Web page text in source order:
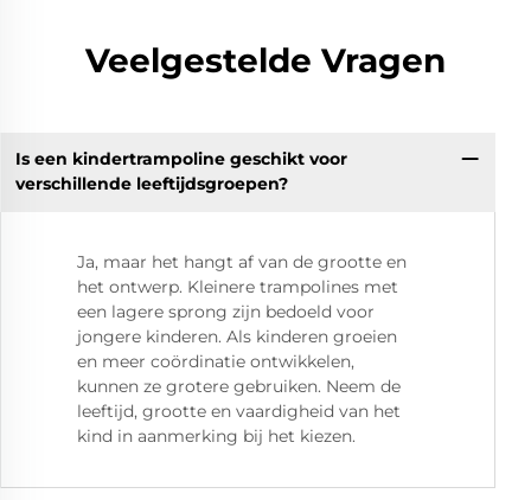
Veelgestelde Vragen
Is een kindertrampoline geschikt voor
verschillende leeftijdsgroepen?
Ja, maar het hangt af van de grootte en
het ontwerp. Kleinere trampolines met
een lagere sprong zijn bedoeld voor
jongere kinderen. Als kinderen groeien
en meer coördinatie ontwikkelen,
kunnen ze grotere gebruiken. Neem de
leeftijd, grootte en vaardigheid van het
kind in aanmerking bij het kiezen.